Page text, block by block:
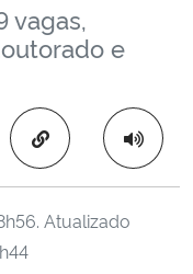
vagas,
e
Copiar para área
. Atualizado